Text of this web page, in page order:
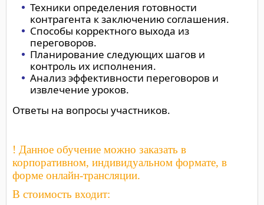
Техники определения готовности
контрагента к заключению соглашения.
Способы корректного выхода из
переговоров.
Планирование следующих шагов и
контроль их исполнения.
Анализ эффективности переговоров и
извлечение уроков.
Ответы на вопросы участников.
! Данное обучение можно заказать в
корпоративном, индивидуальном формате, в
форме онлайн-трансляции.
В стоимость входит: